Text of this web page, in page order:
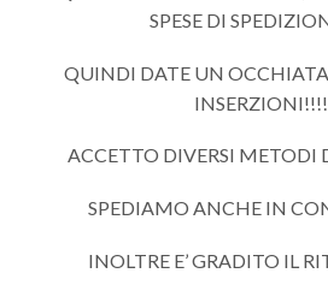
SPESE DI
QUINDI DATE UN OCCHIATA
ACCETTO DIVERSI METODI
SPEDIAMO ANCHE IN
INOLTRE E’ GRADITO IL